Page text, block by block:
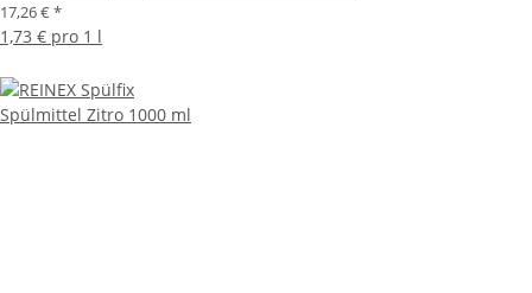
17,26 € *
1,73 € pro 1 l